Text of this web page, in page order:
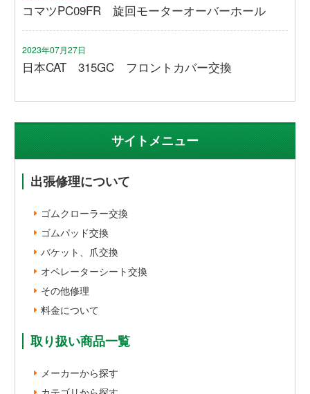
コマツPC09FR 旋回モーターオーバーホール
2023年07月27日
日本CAT 315GC フロントカバー交換
サイトメニュー
出張修理について
ゴムクローラー交換
ゴムパッド交換
バケット、爪交換
オペレーターシート交換
その他修理
料金について
取り扱い商品一覧
メーカーから探す